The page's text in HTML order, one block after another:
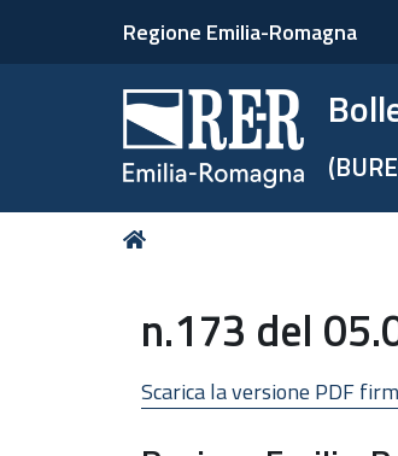
Regione Emilia-Romagna
Tu
n.173 del
Scarica la versione PDF